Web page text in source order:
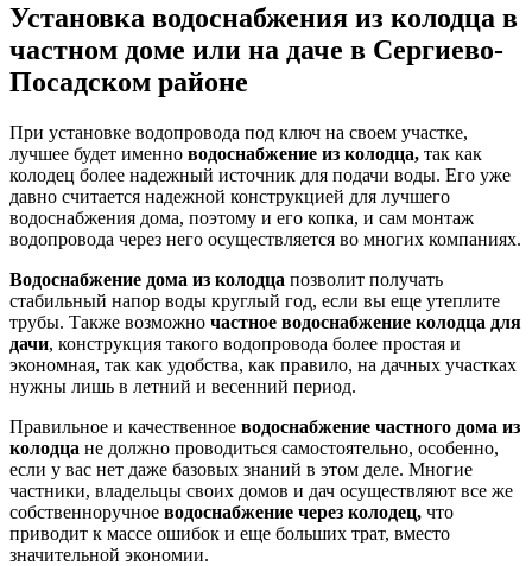
Установка водоснабжения из колодца в
частном доме или на даче в Сергиево-
Посадском районе
При установке водопровода под ключ на своем участке,
лучшее будет именно водоснабжение из колодца, так как
колодец более надежный источник для подачи воды. Его уже
давно считается надежной конструкцией для лучшего
водоснабжения дома, поэтому и его копка, и сам монтаж
водопровода через него осуществляется во многих компаниях.
Водоснабжение дома из колодца позволит получать
стабильный напор воды круглый год, если вы еще утеплите
трубы. Также возможно частное водоснабжение колодца для
дачи, конструкция такого водопровода более простая и
экономная, так как удобства, как правило, на дачных участках
нужны лишь в летний и весенний период.
Правильное и качественное водоснабжение частного дома из
колодца не должно проводиться самостоятельно, особенно,
если у вас нет даже базовых знаний в этом деле. Многие
частники, владельцы своих домов и дач осуществляют все же
собственноручное водоснабжение через колодец, что
приводит к массе ошибок и еще больших трат, вместо
значительной экономии.